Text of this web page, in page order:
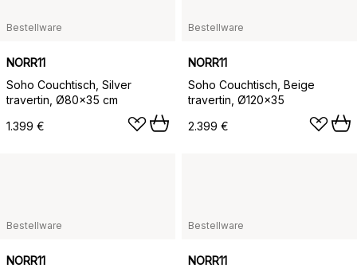
Bestellware
NORR11
Soho Couchtisch, Silver
travertin, Ø80x35 cm
1.399 €
Bestellware
NORR11
Soho Couchtisch, Beige
travertin, Ø120x35
2.399 €
Bestellware
NORR11
Bestellware
NORR11